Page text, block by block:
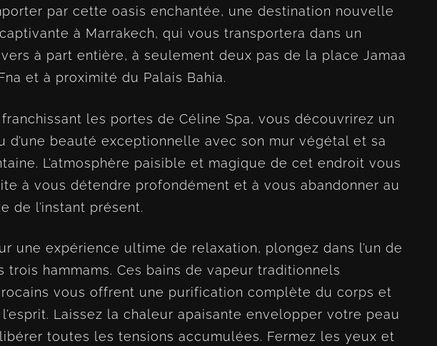
par cette oasis enchantée, une destination nouvelle
à Marrakech, qui vous transportera dans un
à part entière, à seulement deux pas de la place Jamaa
et à proximité du Palais Bahia.
franchissant les portes de Céline Spa, vous découvrirez un
d’une beauté exceptionnelle avec son mur végétal et sa
L’atmosphère paisible et magique de cet endroit vous
à vous détendre profondément et à vous abandonner au
de l’instant présent.
une expérience ultime de relaxation, plongez dans l’un de
trois hammams. Ces bains de vapeur traditionnels
vous offrent une purification complète du corps et
Laissez la chaleur apaisante envelopper votre peau
toutes les tensions accumulées. Fermez les yeux et